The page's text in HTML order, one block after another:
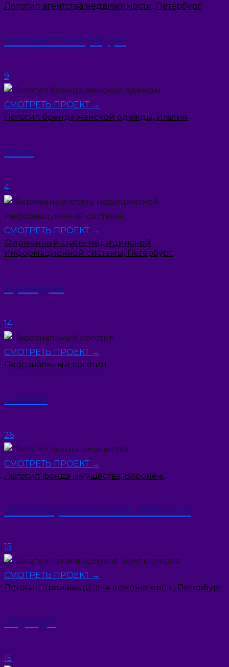
Логотип агентства недвижимости, Петербург
Новый Петербург
9
СМОТРЕТЬ ПРОЕКТ →
Логотип бренда женской одежды, Италия
Esve
4
СМОТРЕТЬ ПРОЕКТ →
Фирменный стиль медицинской
информационной системы, Петербург
Ариадна
14
СМОТРЕТЬ ПРОЕКТ →
Персональный логотип
Granin
26
СМОТРЕТЬ ПРОЕКТ →
Логотип фонда имущества, Воронеж
ФГИ Воронежской области
15
СМОТРЕТЬ ПРОЕКТ →
Логотип производителя компьютеров , Петербург
Skyhigh
15